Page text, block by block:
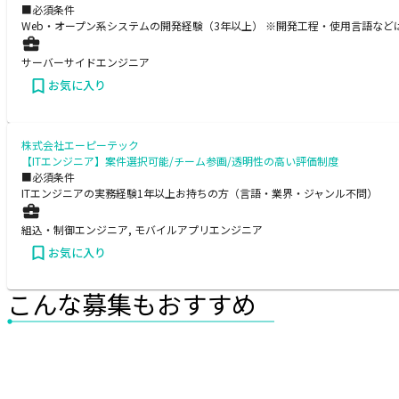
■必須条件
Web・オープン系システムの開発経験（3年以上） ※開発工程・使用言語など
サーバーサイドエンジニア
お気に入り
株式会社エーピーテック
【ITエンジニア】案件選択可能/チーム参画/透明性の高い評価制度
■必須条件
ITエンジニアの実務経験1年以上お持ちの方（言語・業界・ジャンル不問）
組込・制御エンジニア, モバイルアプリエンジニア
お気に入り
こんな募集もおすすめ